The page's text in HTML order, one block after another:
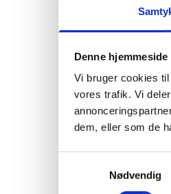
Denne
Vi bruger cookies
vores trafik. Vi
dem, eller som de
Nødvendig